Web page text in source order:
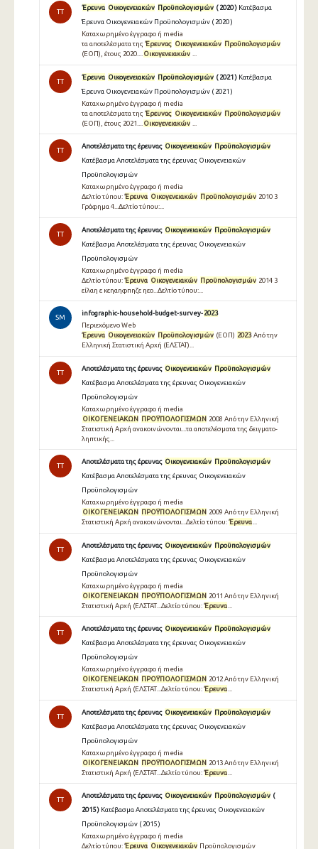
TT
Έρευνα Οικογενειακών Προϋπολογισμών ( 2020 ) Κατέβασμα
Έρευνα Οικογενειακών Προϋπολογισμών ( 2020 )
Καταχωρημένο έγγραφο ή media
τα αποτελέσματα της Έρευνας Οικογενειακών Προϋπολογισμών
(ΕΟΠ), έτους 2020.... Οικογενειακών ...
TT
Έρευνα Οικογενειακών Προϋπολογισμών ( 2021 ) Κατέβασμα
Έρευνα Οικογενειακών Προϋπολογισμών ( 2021 )
Καταχωρημένο έγγραφο ή media
τα αποτελέσματα της Έρευνας Οικογενειακών Προϋπολογισμών
(ΕΟΠ), έτους 2021....
Οικογενειακών
TT
Αποτελέσματα της έρευνας Οικογενειακών Προϋπολογισμών
Κατέβασμα Αποτελέσματα της έρευνας Οικογενειακών
Προϋπολογισμών
Καταχωρημένο έγγραφο ή media
Δελτίο τύπου: Έρευνα Οικογενειακών Προϋπολογισμών 2010 3
Γράφημα 4...Δελτίο τύπου:...
TT
Αποτελέσματα της έρευνας Οικογενειακών Προϋπολογισμών
Κατέβασμα Αποτελέσματα της έρευνας Οικογενειακών
Προϋπολογισμών
Καταχωρημένο έγγραφο ή media
Δελτίο τύπου: Έρευνα Οικογενειακών Προϋπολογισμών 2014 3
είλαη ε κεηαηφπηζε ηεο...Δελτίο τύπου:...
SM
infographic-household-budget-survey- 2023
Περιεχόμενο Web
Έρευνα Οικογενειακών Προϋπολογισμών (ΕΟΠ) 2023Από την
Ελληνική Στατιστική Αρχή (ΕΛΣΤΑΤ)...
TT
Αποτελέσματα της έρευνας Οικογενειακών Προϋπολογισμών
Κατέβασμα Αποτελέσματα της έρευνας Οικογενειακών
Προϋπολογισμών
Καταχωρημένο έγγραφο ή media
ΟΙΚΟΓΕΝΕΙΑΚΩΝ ΠΡΟΫΠΟΛΟΓΙΣΜΩΝ 2008 Από την Ελληνική
Στατιστική Αρχή ανακοινώνονται...τα αποτελέσµατα της δειγµατο-
ληπτικής...
TT
Αποτελέσματα της έρευνας Οικογενειακών Προϋπολογισμών
Κατέβασμα Αποτελέσματα της έρευνας Οικογενειακών
Προϋπολογισμών
Καταχωρημένο έγγραφο ή media
ΟΙΚΟΓΕΝΕΙΑΚΩΝ ΠΡΟΫΠΟΛΟΓΙΣΜΩΝ 2009 Από την Ελληνική
Στατιστική Αρχή ανακοινώνονται...∆ελτίο τύπου: Έρευνα...
TT
Αποτελέσματα της έρευνας Οικογενειακών Προϋπολογισμών
Κατέβασμα Αποτελέσματα της έρευνας Οικογενειακών
Προϋπολογισμών
Καταχωρημένο έγγραφο ή media
ΟΙΚΟΓΕΝΕΙΑΚΩΝ ΠΡΟΫΠΟΛΟΓΙΣΜΩΝ 2011 Από την Ελληνική
Στατιστική Αρχή (ΕΛΣΤΑΤ...∆ελτίο τύπου: Έρευνα
TT
Αποτελέσματα της έρευνας Οικογενειακών Προϋπολογισμών
Κατέβασμα Αποτελέσματα της έρευνας Οικογενειακών
Προϋπολογισμών
Καταχωρημένο έγγραφο ή media
ΟΙΚΟΓΕΝΕΙΑΚΩΝ ΠΡΟΫΠΟΛΟΓΙΣΜΩΝ 2012 Από την Ελληνική
Στατιστική Αρχή (ΕΛΣΤΑΤ...∆ελτίο τύπου: Έρευνα...
TT
Αποτελέσματα της έρευνας Οικογενειακών Προϋπολογισμών
Κατέβασμα Αποτελέσματα της έρευνας Οικογενειακών
Προϋπολογισμών
Καταχωρημένο έγγραφο ή media
ΟΙΚΟΓΕΝΕΙΑΚΩΝ ΠΡΟΫΠΟΛΟΓΙΣΜΩΝ 2013 Από την Ελληνική
Στατιστική Αρχή (ΕΛΣΤΑΤ...∆ελτίο τύπου: Έρευνα
TT
Αποτελέσματα της έρευνας Οικογενειακών Προϋπολογισμών (
2015 ) Κατέβασμα Αποτελέσματα της έρευνας Οικογενειακών
Προϋπολογισμών ( 2015 )
Καταχωρημένο έγγραφο ή media
∆ελτίο τύπου: Έρευνα Οικογενειακών Προϋπολογισµών